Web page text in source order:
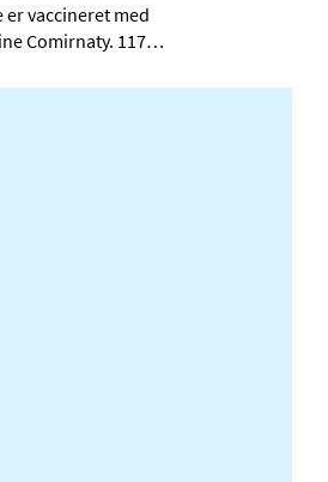
er vaccineret med
Comirnaty. 117…